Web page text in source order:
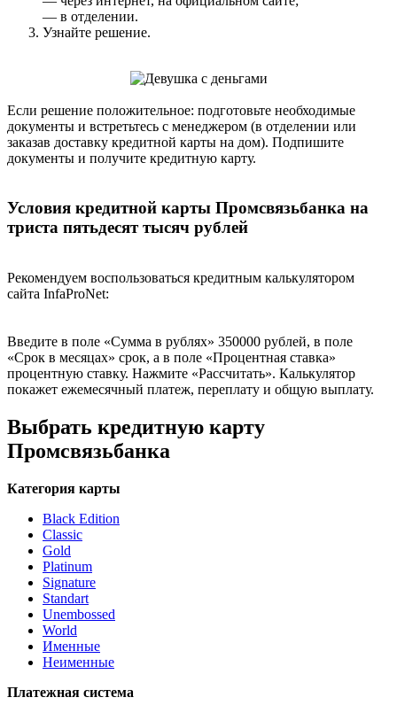
— в отделении.
Узнайте решение.
Если решение положительное: подготовьте необходимые
документы и встретьтесь с менеджером (в отделении или
заказав доставку кредитной карты на дом). Подпишите
документы и получите кредитную карту.
Условия кредитной карты Промсвязьбанка на
триста пятьдесят тысяч рублей
Рекомендуем воспользоваться кредитным калькулятором
сайта InfaProNet:
Введите в поле «Сумма в рублях» 350000 рублей, в поле
«Срок в месяцах» срок, а в поле «Процентная ставка»
процентную ставку. Нажмите «Рассчитать». Калькулятор
покажет ежемесячный платеж, переплату и общую выплату.
Выбрать кредитную карту
Промсвязьбанка
Категория карты
Black Edition
Classic
Gold
Platinum
Signature
Standart
Unembossed
World
Именные
Неименные
Платежная система